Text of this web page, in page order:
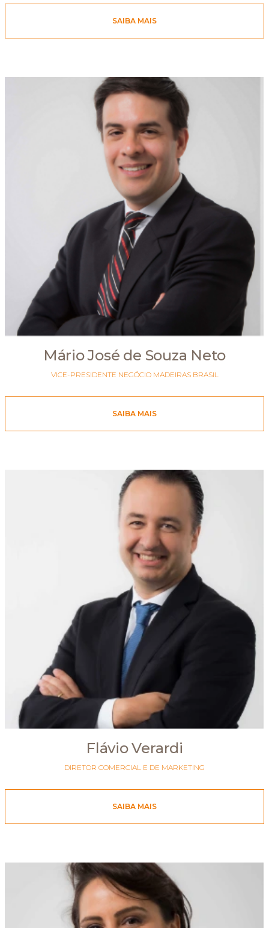
SAIBA MAIS
Mário José de Souza Neto
VICE-PRESIDENTE NEGÓCIO MADEIRAS BRASIL
SAIBA MAIS
Flávio Verardi
DIRETOR COMERCIAL E DE MARKETING
SAIBA MAIS